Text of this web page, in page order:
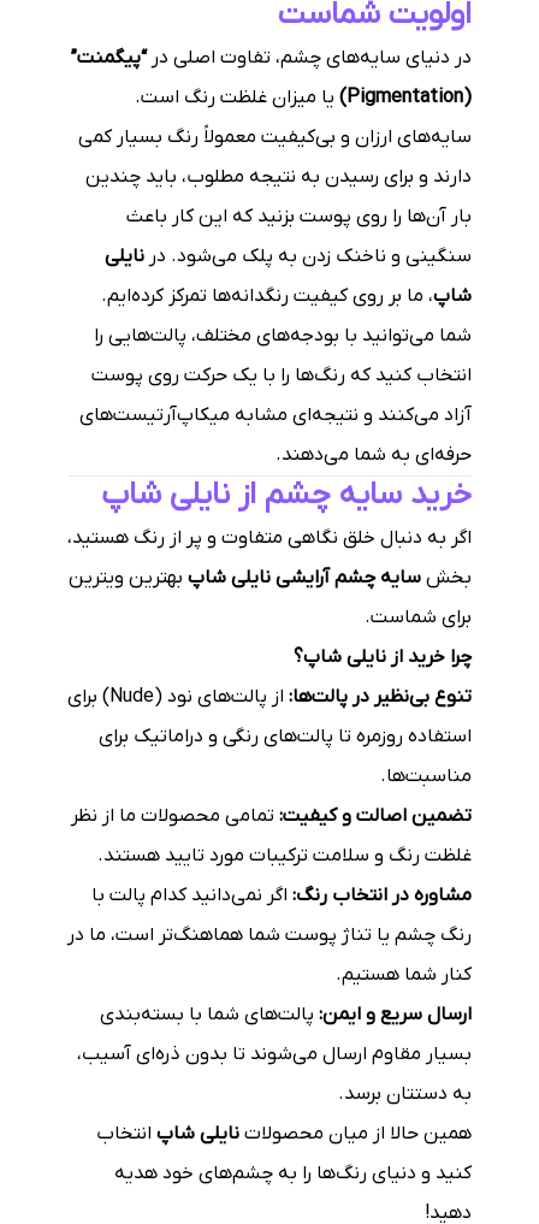
اولویت شماست
در دنیای سایه‌های چشم، تفاوت اصلی در“پیگمنت”
(Pigmentation)
یا میزان غلظت رنگ است.
سایه‌های ارزان و بی‌کیفیت معمولاً رنگ بسیار کمی
دارند و برای رسیدن به نتیجه مطلوب، باید چندین
بار آن‌ها را روی پوست بزنید که این کار باعث
سنگینی و ناخنک زدن به پلک می‌شود. در نایلی
شاپ، ما بر روی کیفیت رنگدانه‌ها تمرکز کرده‌ایم.
شما می‌توانید با بودجه‌های مختلف، پالت‌هایی را
انتخاب کنید که رنگ‌ها را با یک حرکت روی پوست
آزاد می‌کنند و نتیجه‌ای مشابه میکاپ‌آرتیست‌های
حرفه‌ای به شما می‌دهند.
خرید سایه چشم از نایلی شاپ
اگر به دنبال خلق نگاهی متفاوت و پر از رنگ هستید،
بخش سایه چشم آرایشی نایلی شاپ بهترین ویترین
برای شماست.
چرا خرید از نایلی شاپ؟
تنوع بی‌نظیر در پالت‌ها:
از پالت‌های نود (Nude) برای
استفاده روزمره تا پالت‌های رنگی و دراماتیک برای
مناسبت‌ها.
تضمین اصالت و کیفیت: تمامی محصولات ما از نظر
غلظت رنگ و سلامت ترکیبات مورد تایید هستند.
مشاوره در انتخاب رنگ: اگر نمی‌دانید کدام پالت با
رنگ چشم یا تناژ پوست شما هماهنگ‌تر است، ما در
کنار شما هستیم.
ارسال سریع و ایمن: پالت‌های شما با بسته‌بندی
بسیار مقاوم ارسال می‌شوند تا بدون ذره‌ای آسیب،
به دستتان برسد.
همین حالا از میان محصولات نایلی شاپ انتخاب
کنید و دنیای رنگ‌ها را به چشم‌های خود هدیه
دهید!